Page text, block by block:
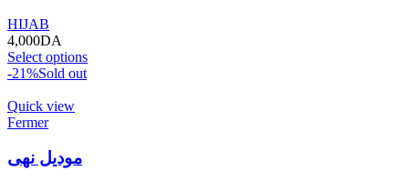
HIJAB
4,000DA
Select options
-21%Sold out
Quick view
Fermer
موديل نهى